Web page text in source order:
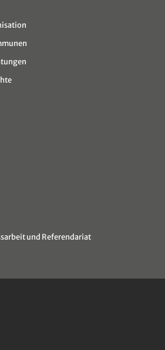
und Referendariat